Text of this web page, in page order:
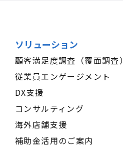
ソリューション
顧客満足度調査（覆面調査）
従業員エンゲージメント
DX支援
コンサルティング
海外店舗支援
補助金活用のご案内